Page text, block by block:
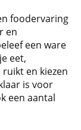
foodervaring
en
een ware
eet,
en kiezen
is voor
een aantal